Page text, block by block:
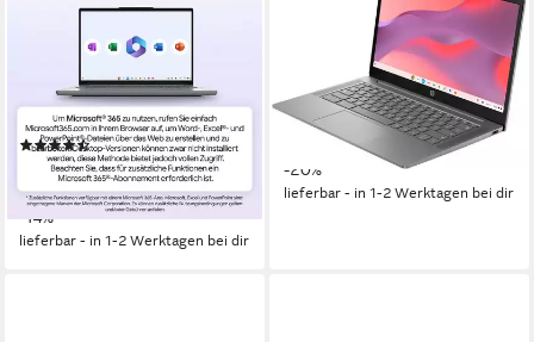
CX14 CX1405CTA-S60607
Chromebook
Bildschirmdiagonale
Intel N-Reihe Prozessor
UHD Graphics Grafikkarte
(23)
239,00 € UVP279,00 €
21,83 €mtl. in 12 Raten
-14%
lieferbar - in 1-2 Werktagen bei dir
14a-nm0215ngx Chromebook
Bildschirmdiagonale
MediaTek Kompanio
Prozessor
Mali-G57 MC2 Grafikkarte
279,00 € UVP349,00 €
13,86 €mtl. in 24 Raten
-20%
lieferbar - in 1-2 Werktagen bei dir